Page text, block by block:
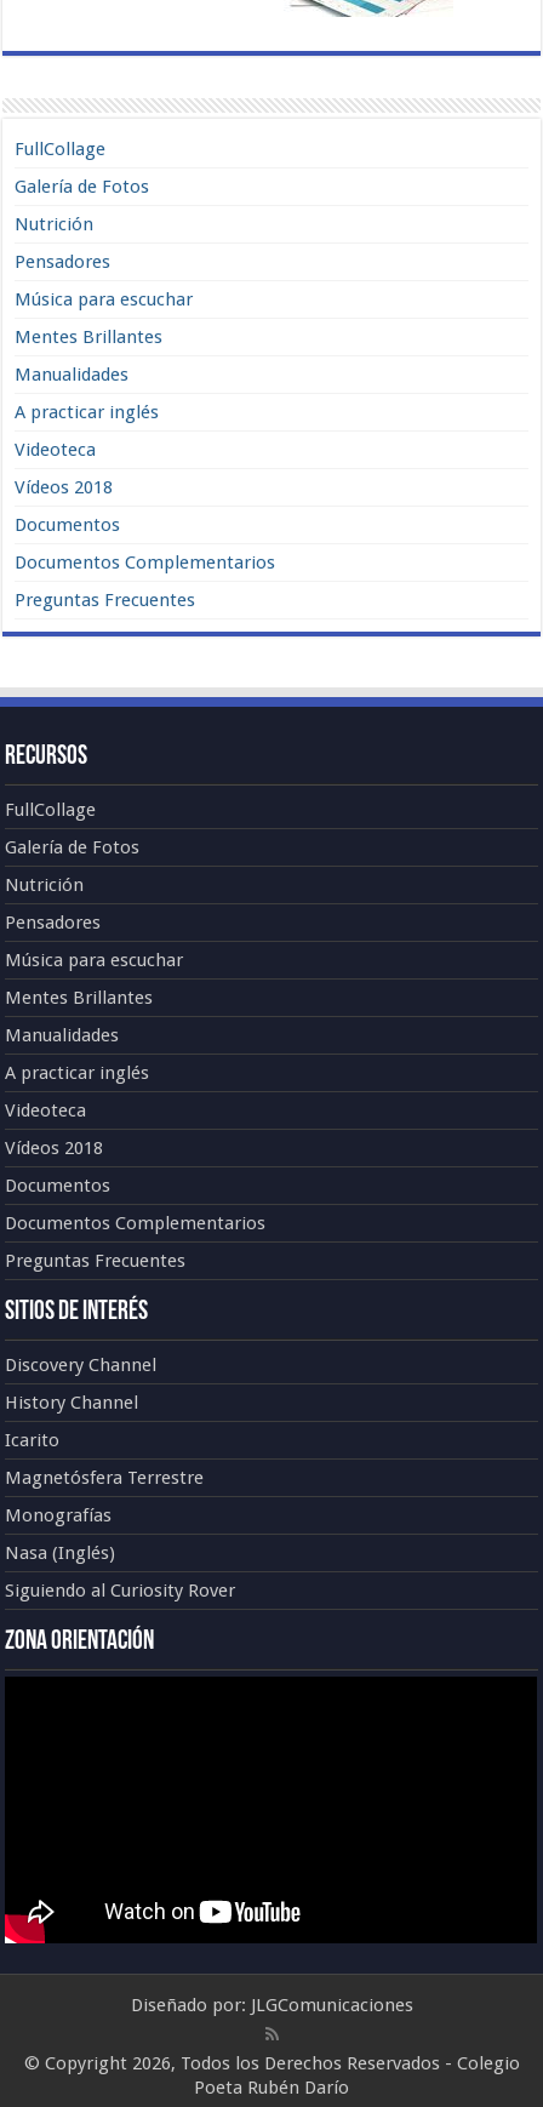
FullCollage
Galería de Fotos
Nutrición
Pensadores
Música para escuchar
Mentes Brillantes
Manualidades
A practicar inglés
Videoteca
Vídeos 2018
Documentos
Documentos Complementarios
Preguntas Frecuentes
Recursos
FullCollage
Galería de Fotos
Nutrición
Pensadores
Música para escuchar
Mentes Brillantes
Manualidades
A practicar inglés
Videoteca
Vídeos 2018
Documentos
Documentos Complementarios
Preguntas Frecuentes
Sitios de Interés
Discovery Channel
History Channel
Icarito
Magnetósfera Terrestre
Monografías
Nasa (Inglés)
Siguiendo al Curiosity Rover
Zona Orientación
Diseñado por: JLGComunicaciones
© Copyright 2026, Todos los Derechos Reservados - Colegio
Poeta Rubén Darío